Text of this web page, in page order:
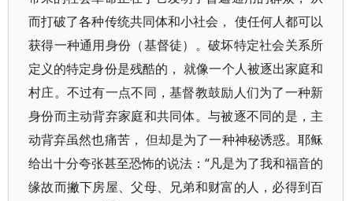
而打破了各种传统共同体和小社会， 使任何人都可以
获得一种通用身份（基督徒）。破坏特定社会关系所
定义的特定身份是残酷的， 就像一个人被逐出家庭和
村庄。不过有一点不同，基督教鼓励人们为了一种新
身份而主动背弃家庭和共同体。与被逐不同的是，主
动背弃虽然也痛苦， 但却是为了一种神秘诱惑。耶稣
给出十分夸张甚至恐怖的说法：“凡是为了我和福音的
缘故而撇下房屋、父母、兄弟和财富的人，必得到百